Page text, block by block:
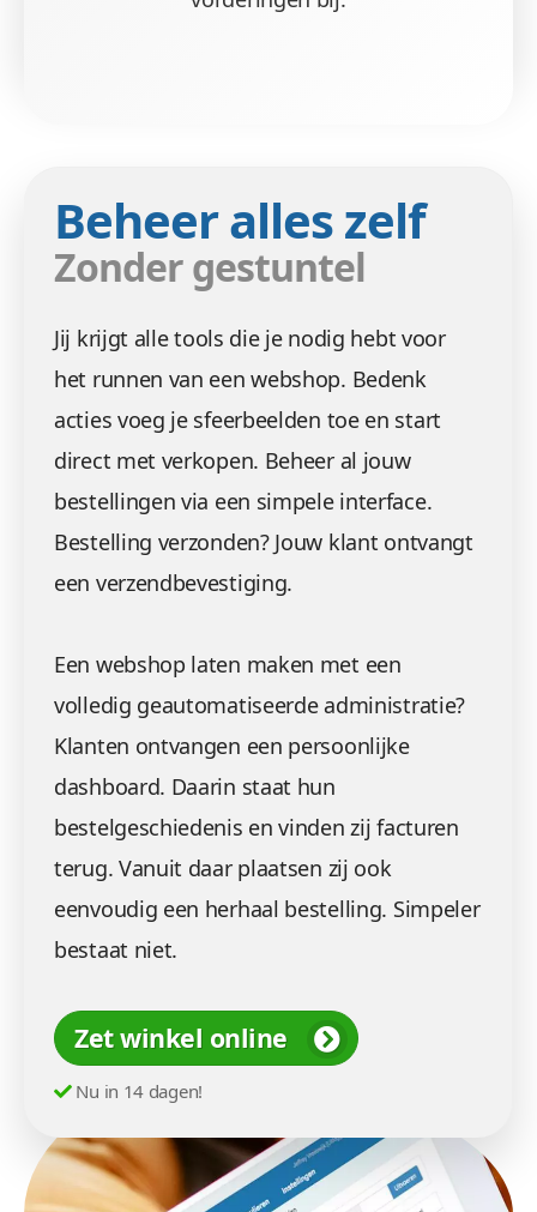
Beheer alles zelf
Zonder gestuntel
Jij krijgt alle tools die je nodig hebt voor
het runnen van een webshop. Bedenk
acties voeg je sfeerbeelden toe en start
direct met verkopen. Beheer al jouw
bestellingen via een simpele interface.
Bestelling verzonden? Jouw klant ontvangt
een verzendbevestiging.
Een webshop laten maken met een
volledig geautomatiseerde administratie?
Klanten ontvangen een persoonlijke
dashboard. Daarin staat hun
bestelgeschiedenis en vinden zij facturen
terug. Vanuit daar plaatsen zij ook
eenvoudig een herhaal bestelling. Simpeler
bestaat niet.
Zet winkel online
Nu in 14 dagen!